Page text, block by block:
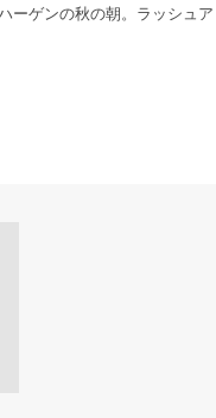
ーゲンの秋の朝。ラッシュア